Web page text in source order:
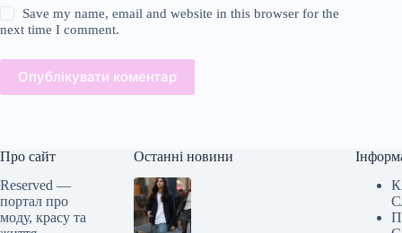
Save my name, email and website in this browser for the
next time I comment.
Опублікувати коментар
Про сайт
Reserved —
портал про
моду, красу та
Останні новини